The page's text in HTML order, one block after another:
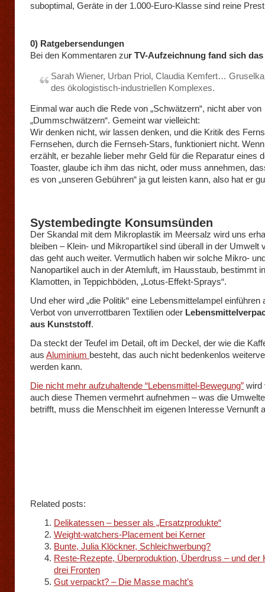
suboptimal, Geräte in der 1.000-Euro-Klasse sind reine
0) Ratgebersendungen
Bei den Kommentaren zur TV-Aufzeichnung fand sich
Sarah Wiener, Urban Priol, Claudia Kemfert…
des ökologistisch-industriellen Komplexes.
Einmal war auch die Rede von „Schwätzern“, nicht aber von
„Dummschwätzern“. Gemeint war vielleicht:
Wir denken nicht, wir lassen denken, und die Kritik des
Fernsehen, durch die Fernseh-Stars, funktioniert nicht.
erzählt, er bezahle lieber mehr Geld für die Reparatur eines
Toaster, glaube ich ihm das nicht, oder muss annehmen,
es von „unseren Gebühren“ ja gut leisten kann, also hat er
Systembedingte Konsumsünden
Der Skandal mit dem Mikroplastik im Meersalz wird uns
bleiben – Klein- und Mikropartikel sind überall in der Umwelt
das geht auch weiter. Vermutlich haben wir solche Mikro-
Nanopartikel auch in der Atemluft, im Hausstaub, bestimmt
Klamotten, in Teppichböden, „Lotus-Effekt-Sprays“.
Und eher wird „die Politik“ eine Lebensmittelampel einführen
Verbot von unverrottbaren Textilien oder
aus Kunststoff.
Da steckt der Teufel im Detail, oft im Deckel, der wie die
aus Aluminium besteht, das auch nicht bedenkenlos
werden kann.
Die nicht mehr aufzuhaltende “Lebensmittel-Bewegung” wird
auch diese Themen vermehrt aufnehmen – was die
betrifft, muss die Menschheit im eigenen Interesse Vernunft
Related posts:
Delikatessen – besser als „Ersatzprodukte“
Weight-watchers-Placement bei Kerner
Bunte, Julia Klöckner, Schleichwerbung?
Reste-Rezepte, Überproduktion, Überdruss – und der
drei Fronten
Gut verpackt? – Die Masse macht’s